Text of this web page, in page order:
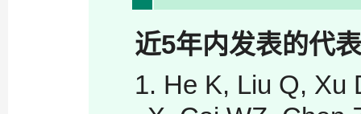
近5年内发表的代
1. He K, Liu Q, Xu